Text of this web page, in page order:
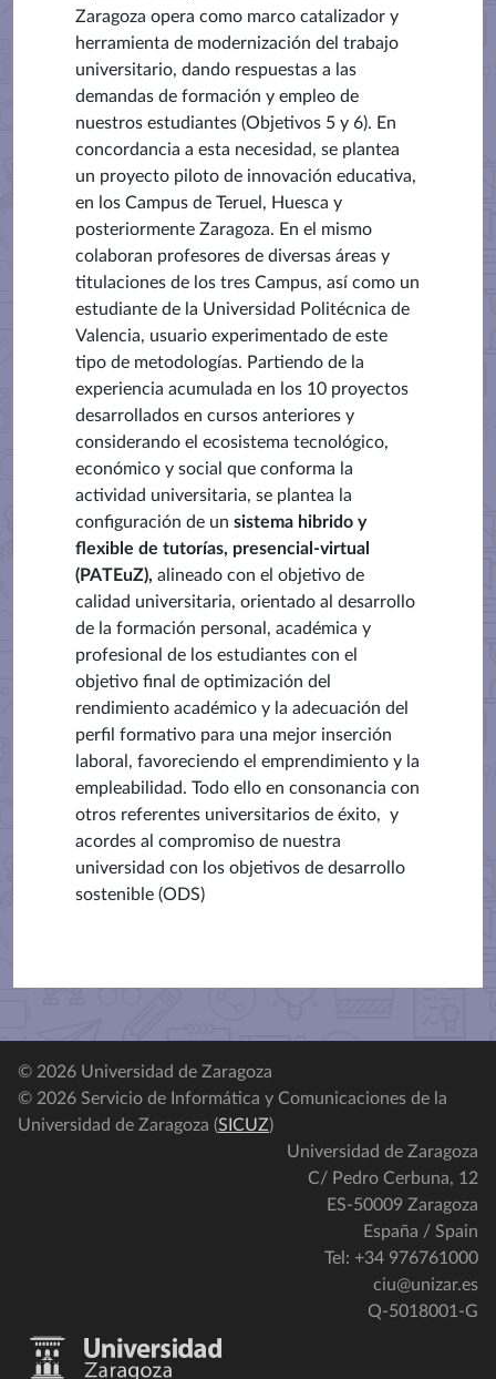
Zaragoza opera como marco catalizador y
herramienta de modernización del trabajo
universitario, dando respuestas a las
demandas de formación y empleo de
nuestros estudiantes (Objetivos 5 y 6). En
concordancia a esta necesidad, se plantea
un proyecto piloto de innovación educativa,
en los Campus de Teruel, Huesca y
posteriormente Zaragoza. En el mismo
colaboran profesores de diversas áreas y
titulaciones de los tres Campus, así como un
estudiante de la Universidad Politécnica de
Valencia, usuario experimentado de este
tipo de metodologías. Partiendo de la
experiencia acumulada en los 10 proyectos
desarrollados en cursos anteriores y
considerando el ecosistema tecnológico,
económico y social que conforma la
actividad universitaria, se plantea la
configuración de un sistema hibrido y
flexible de tutorías, presencial-virtual
(PATEuZ), alineado con el objetivo de
calidad universitaria, orientado al desarrollo
de la formación personal, académica y
profesional de los estudiantes con el
objetivo final de optimización del
rendimiento académico y la adecuación del
perfil formativo para una mejor inserción
laboral, favoreciendo el emprendimiento y la
empleabilidad. Todo ello en consonancia con
otros referentes universitarios de éxito, y
acordes al compromiso de nuestra
universidad con los objetivos de desarrollo
sostenible (ODS)
© 2026 Universidad de Zaragoza
© 2026 Servicio de Informática y Comunicaciones de la
Universidad de Zaragoza (SICUZ)
Universidad de Zaragoza
C/ Pedro Cerbuna, 12
ES-50009 Zaragoza
España / Spain
Tel: +34 976761000
ciu@unizar.es
Q-5018001-G